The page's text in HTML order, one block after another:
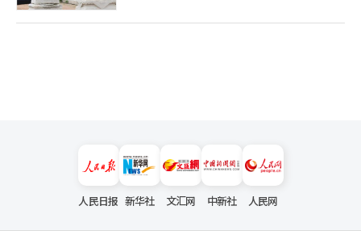
人民日报 新华社 文汇网 中新社 人民网